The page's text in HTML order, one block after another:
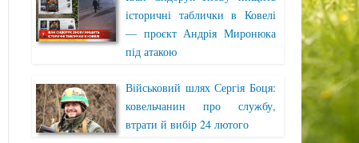
історичні таблички в Ковелі
— проєкт Андрія Миронюка
під атакою
Військовий шлях Сергія Боця:
ковельчанин про службу,
втрати й вибір 24 лютого